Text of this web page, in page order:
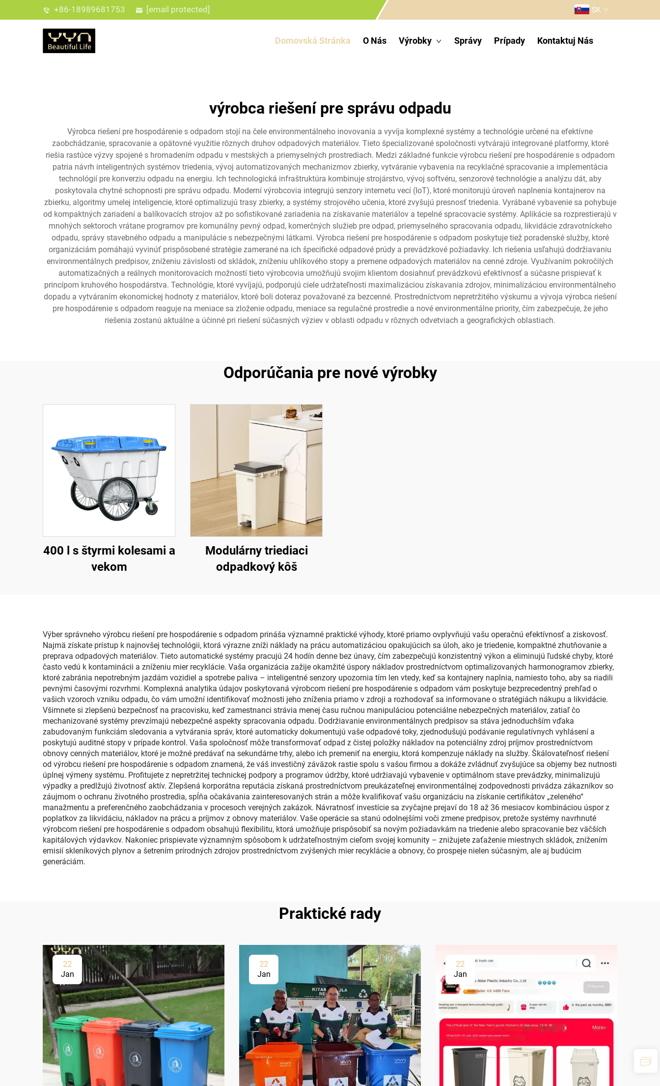
+86-18989681753 [email protected] SK
Domovská Stránka O Nás Výrobky Správy Prípady Kontaktuj Nás
výrobca riešení pre správu odpadu
Výrobca riešení pre hospodárenie s odpadom stojí na čele environmentálneho inovovania a vyvíja komplexné systémy a technológie určené na efektívne
zaobchádzanie, spracovanie a opätovné využitie rôznych druhov odpadových materiálov. Tieto špecializované spoločnosti vytvárajú integrované platformy, ktoré
riešia rastúce výzvy spojené s hromadením odpadu v mestských a priemyselných prostrediach. Medzi základné funkcie výrobcu riešení pre hospodárenie s odpadom
patria návrh inteligentných systémov triedenia, vývoj automatizovaných mechanizmov zbierky, vytváranie vybavenia na recyklačné spracovanie a implementácia
technológií pre konverziu odpadu na energiu. Ich technologická infraštruktúra kombinuje strojárstvo, vývoj softvéru, senzorové technológie a analýzu dát, aby
poskytovala chytné schopnosti pre správu odpadu. Moderní výrobcovia integrujú senzory internetu vecí (IoT), ktoré monitorujú úroveň naplnenia kontajnerov na
zbierku, algoritmy umelej inteligencie, ktoré optimalizujú trasy zbierky, a systémy strojového učenia, ktoré zvyšujú presnosť triedenia. Vyrábané vybavenie sa pohybuje
od kompaktných zariadení a balíkovacích strojov až po sofistikované zariadenia na získavanie materiálov a tepelné spracovacie systémy. Aplikácie sa rozprestierajú v
mnohých sektoroch vrátane programov pre komunálny pevný odpad, komerčných služieb pre odpad, priemyselného spracovania odpadu, likvidácie zdravotníckeho
odpadu, správy stavebného odpadu a manipulácie s nebezpečnými látkami. Výrobca riešení pre hospodárenie s odpadom poskytuje tiež poradenské služby, ktoré
organizáciám pomáhajú vyvinúť prispôsobené stratégie zamerané na ich špecifické odpadové prúdy a prevádzkové požiadavky. Ich riešenia usľahujú dodržiavaniu
environmentálnych predpisov, zníženiu závislosti od skládok, zníženiu uhlíkového stopy a premene odpadových materiálov na cenné zdroje. Využívaním pokročilých
automatizačných a reálnych monitorovacích možností tieto výrobcovia umožňujú svojim klientom dosiahnuť prevádzkovú efektívnosť a súčasne prispievať k
princípom kruhového hospodárstva. Technológie, ktoré vyvíjajú, podporujú ciele udržateľnosti maximalizáciou získavania zdrojov, minimalizáciou environmentálneho
dopadu a vytváraním ekonomickej hodnoty z materiálov, ktoré boli doteraz považované za bezcenné. Prostredníctvom nepretržitého výskumu a vývoja výrobca riešení
pre hospodárenie s odpadom reaguje na meniace sa zloženie odpadu, meniace sa regulačné prostredie a nové environmentálne priority, čím zabezpečuje, že jeho
riešenia zostanú aktuálne a účinné pri riešení súčasných výziev v oblasti odpadu v rôznych odvetviach a geografických oblastiach.
Odporúčania pre nové výrobky
400 l s štyrmi kolesami a
vekom
Modulárny triediaci
odpadkový kôš
Výber správneho výrobcu riešení pre hospodárenie s odpadom prináša významné praktické výhody, ktoré priamo ovplyvňujú vašu operačnú efektívnosť a ziskovosť.
Najmä získate prístup k najnovšej technológii, ktorá výrazne zníži náklady na prácu automatizáciou opakujúcich sa úloh, ako je triedenie, kompaktné zhutňovanie a
preprava odpadových materiálov. Tieto automatické systémy pracujú 24 hodín denne bez únavy, čím zabezpečujú konzistentný výkon a eliminujú ľudské chyby, ktoré
často vedú k kontaminácii a zníženiu mier recyklácie. Vaša organizácia zažije okamžité úspory nákladov prostredníctvom optimalizovaných harmonogramov zbierky,
ktoré zabránia nepotrebným jazdám vozidiel a spotrebe paliva – inteligentné senzory upozornia tím len vtedy, keď sa kontajnery naplnia, namiesto toho, aby sa riadili
pevnými časovými rozvrhmi. Komplexná analytika údajov poskytovaná výrobcom riešení pre hospodárenie s odpadom vám poskytuje bezprecedentný prehľad o
vašich vzoroch vzniku odpadu, čo vám umožní identifikovať možnosti jeho zníženia priamo v zdroji a rozhodovať sa informovane o stratégiách nákupu a likvidácie.
Všimnete si zlepšenú bezpečnosť na pracovisku, keď zamestnanci strávia menej času ručnou manipuláciou potenciálne nebezpečných materiálov, zatiaľ čo
mechanizované systémy prevzímajú nebezpečné aspekty spracovania odpadu. Dodržiavanie environmentálnych predpisov sa stáva jednoduchším vďaka
zabudovaným funkciám sledovania a vytvárania správ, ktoré automaticky dokumentujú vaše odpadové toky, zjednodušujú podávanie regulatívnych vyhlásení a
poskytujú auditné stopy v prípade kontrol. Vaša spoločnosť môže transformovať odpad z čistej položky nákladov na potenciálny zdroj príjmov prostredníctvom
obnovy cenných materiálov, ktoré je možné predávať na sekundárne trhy, alebo ich premeniť na energiu, ktorá kompenzuje náklady na služby. Škálovateľnosť riešení
od výrobcu riešení pre hospodárenie s odpadom znamená, že váš investičný záväzok rastie spolu s vašou firmou a dokáže zvládnuť zvyšujúce sa objemy bez nutnosti
úplnej výmeny systému. Profitujete z nepretržitej technickej podpory a programov údržby, ktoré udržiavajú vybavenie v optimálnom stave prevádzky, minimalizujú
výpadky a predlžujú životnosť aktív. Zlepšená korporátna reputácia získaná prostredníctvom preukázateľnej environmentálnej zodpovednosti privádza zákazníkov so
záujmom o ochranu životného prostredia, spĺňa očakávania zainteresovaných strán a môže kvalifikovať vašu organizáciu na získanie certifikátov „zeleného“
manažmentu a preferenčného zaobchádzania v procesoch verejných zakázok. Návratnosť investície sa zvyčajne prejaví do 18 až 36 mesiacov kombináciou úspor z
poplatkov za likvidáciu, nákladov na prácu a príjmov z obnovy materiálov. Vaše operácie sa stanú odolnejšími voči zmene predpisov, pretože systémy navrhnuté
výrobcom riešení pre hospodárenie s odpadom obsahujú flexibilitu, ktorá umožňuje prispôsobiť sa novým požiadavkám na triedenie alebo spracovanie bez väčších
kapitálových výdavkov. Nakoniec prispievate významným spôsobom k udržateľnostným cieľom svojej komunity – znižujete zaťaženie miestnych skládok, znížením
emisií skleníkových plynov a šetrením prírodných zdrojov prostredníctvom zvýšených mier recyklácie a obnovy, čo prospeje nielen súčasným, ale aj budúcim
generáciám.
Praktické rady
22
Jan
22
Jan
22
Jan